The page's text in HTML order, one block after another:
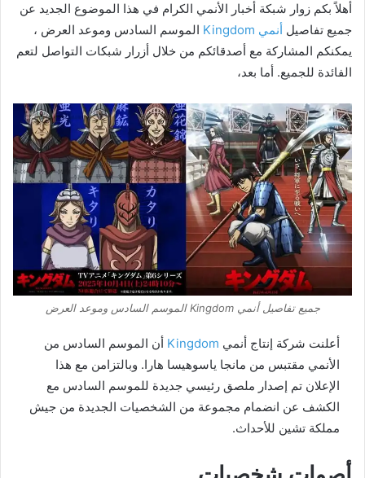
أهلاً بكم زوار شبكة أخبار الأنمي الكرام في هذا الموضوع الجديد عن
جميع تفاصيل أنمي Kingdom
الموسم السادس وموعد العرض ،
يمكنكم المشاركة مع أصدقائكم من خلال أزرار شبكات التواصل لتعم
الفائدة للجميع. أما بعد،
جميع تفاصيل أنمي Kingdom الموسم السادس وموعد العرض
أعلنت شركة إنتاج أنمي Kingdom أن الموسم السادس من
الأنمي مقتبس من مانجا ياسوهيسا هارا. وبالتزامن مع هذا
الإعلان تم إصدار ملصق رئيسي جديدة للموسم السادس مع
الكشف عن انضمام مجموعة من الشخصيات الجديدة من جيش
مملكة تشين للأحداث.